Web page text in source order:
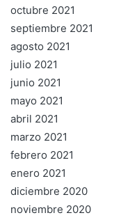
octubre 2021
septiembre 2021
agosto 2021
julio 2021
junio 2021
mayo 2021
abril 2021
marzo 2021
febrero 2021
enero 2021
diciembre 2020
noviembre 2020